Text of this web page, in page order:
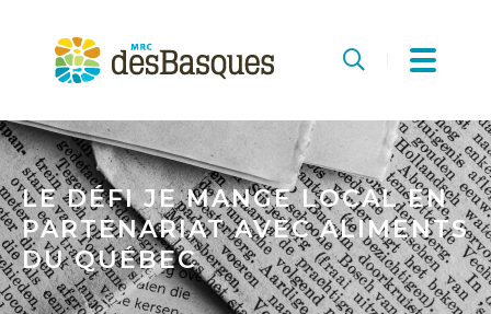
des
Basques
Recherche
LE DÉFI JE MANGE LOCAL EN
PARTENARIAT AVEC ALIMENTS
DU QUÉBEC